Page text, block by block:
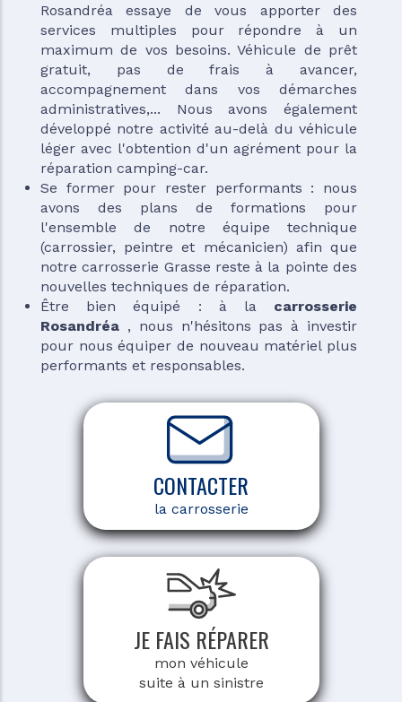
Rosandréa essaye de vous apporter des
services multiples pour répondre à un
maximum de vos besoins. Véhicule de prêt
gratuit, pas de frais à avancer,
accompagnement dans vos démarches
administratives,... Nous avons également
développé notre activité au-delà du véhicule
léger avec l'obtention d'un agrément pour la
réparation camping-car.
Se former pour rester performants : nous
avons des plans de formations pour
l'ensemble de notre équipe technique
(carrossier, peintre et mécanicien) afin que
notre carrosserie Grasse reste à la pointe des
nouvelles techniques de réparation.
Être bien équipé : à la carrosserie
Rosandréa , nous n'hésitons pas à investir
pour nous équiper de nouveau matériel plus
performants et responsables.
CONTACTER
la carrosserie
JE FAIS RÉPARER
mon véhicule
suite à un sinistre